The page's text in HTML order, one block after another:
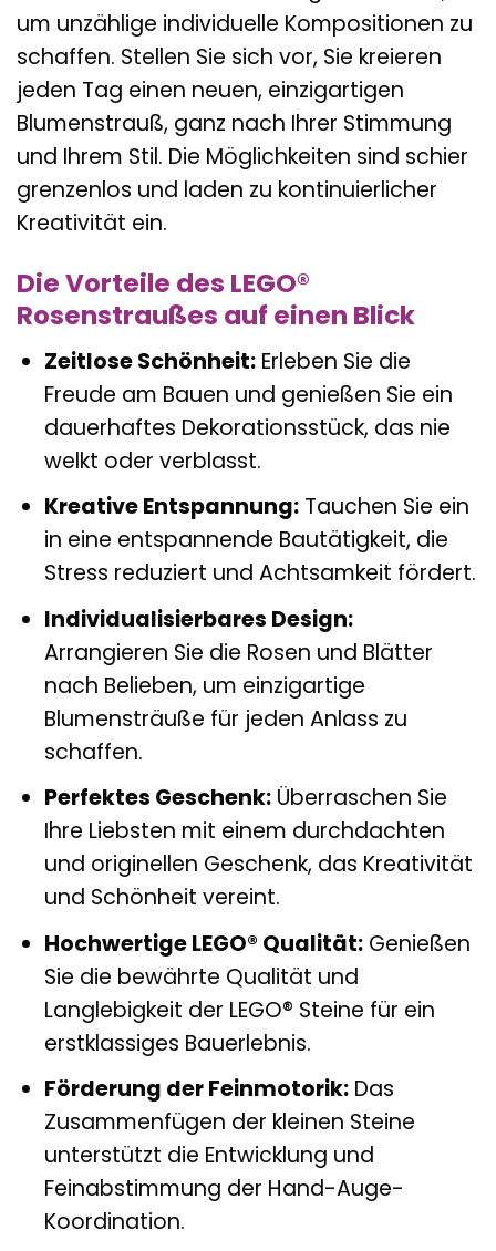
um unzählige individuelle Kompositionen zu
schaffen. Stellen Sie sich vor, Sie kreieren
jeden Tag einen neuen, einzigartigen
Blumenstrauß, ganz nach Ihrer Stimmung
und Ihrem Stil. Die Möglichkeiten sind schier
grenzenlos und laden zu kontinuierlicher
Kreativität ein.
Die Vorteile des LEGO®
Rosenstraußes auf einen Blick
Zeitlose Schönheit:Erleben Sie die
Freude am Bauen und genießen Sie ein
dauerhaftes Dekorationsstück, das nie
welkt oder verblasst.
Kreative Entspannung:Tauchen Sie ein
in eine entspannende Bautätigkeit, die
Stress reduziert und Achtsamkeit fördert.
Individualisierbares Design:
Arrangieren Sie die Rosen und Blätter
nach Belieben, um einzigartige
Blumensträuße für jeden Anlass zu
schaffen.
Perfektes Geschenk:Überraschen Sie
Ihre Liebsten mit einem durchdachten
und originellen Geschenk, das Kreativität
und Schönheit vereint.
Hochwertige LEGO® Qualität:Genießen
Sie die bewährte Qualität und
Langlebigkeit der LEGO® Steine für ein
erstklassiges Bauerlebnis.
Förderung der Feinmotorik:Das
Zusammenfügen der kleinen Steine
unterstützt die Entwicklung und
Feinabstimmung der Hand-Auge-
Koordination.